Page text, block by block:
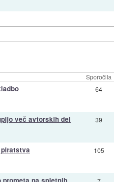
Sporočila
64
več avtorskih del 39
piratstva 105